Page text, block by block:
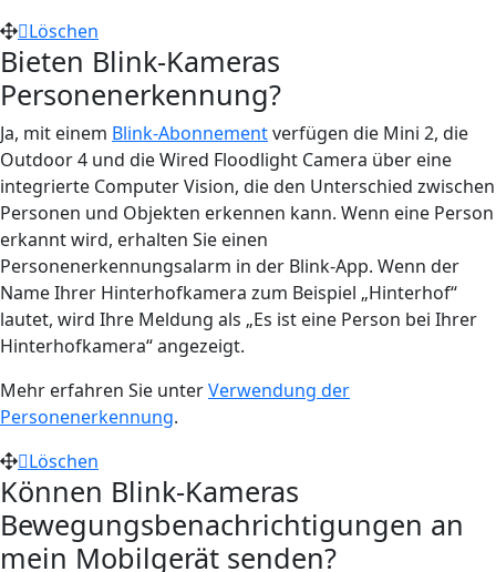
Löschen
Bieten Blink-Kameras
Personenerkennung?
Ja, mit einem Blink-Abonnementverfügen die Mini 2, die
Outdoor 4 und die Wired Floodlight Camera über eine
integrierte Computer Vision, die den Unterschied zwischen
Personen und Objekten erkennen kann. Wenn eine Person
erkannt wird, erhalten Sie einen
Personenerkennungsalarm in der Blink-App. Wenn der
Name Ihrer Hinterhofkamera zum Beispiel „Hinterhof“
lautet, wird Ihre Meldung als „Es ist eine Person bei Ihrer
Hinterhofkamera“ angezeigt.
Mehr erfahren Sie unterVerwendung der
Personenerkennung.
Löschen
Können Blink-Kameras
Bewegungsbenachrichtigungen an
mein Mobilgerät senden?